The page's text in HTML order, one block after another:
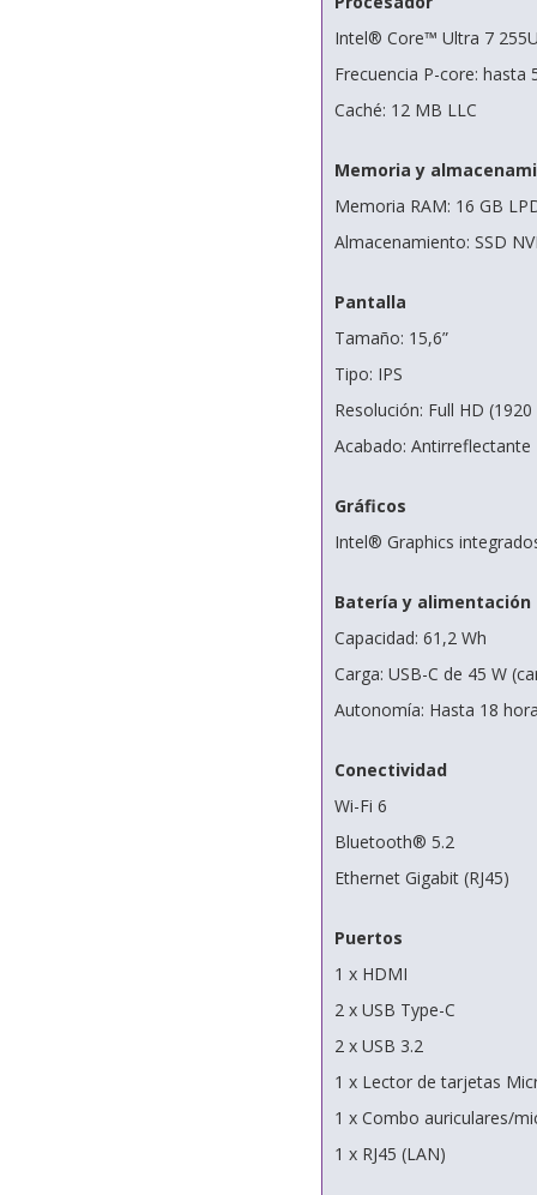
Intel® Core™ Ultra 7
Frecuencia P-core: hasta
Caché: 12 MB LLC
Memoria y
Memoria RAM: 16 GB
Almacenamiento: SSD
Pantalla
Tamaño: 15,6”
Tipo: IPS
Resolución: Full HD
Acabado: Antirreflectante
Gráficos
Intel® Graphics
Batería y alimentación
Capacidad: 61,2 Wh
Carga: USB-C de 45 W
Autonomía: Hasta 18
Conectividad
Wi-Fi 6
Bluetooth® 5.2
Ethernet Gigabit (RJ45)
Puertos
1 x HDMI
2 x USB Type-C
2 x USB 3.2
1 x Lector de tarjetas
1 x Combo auriculares/
1 x RJ45 (LAN)